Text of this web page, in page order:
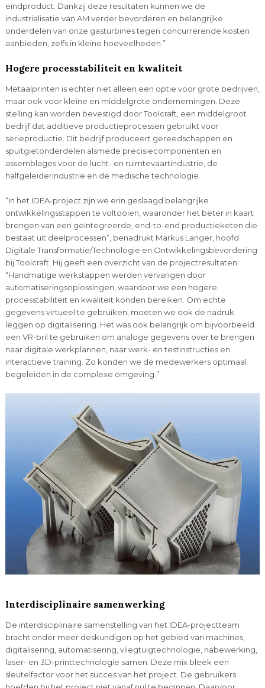
eindproduct. Dankzij deze resultaten kunnen we de
industrialisatie van AM verder bevorderen en belangrijke
onderdelen van onze gasturbines tegen concurrerende kosten
aanbieden, zelfs in kleine hoeveelheden.”
Hogere processtabiliteit en kwaliteit
Metaalprinten is echter niet alleen een optie voor grote bedrijven,
maar ook voor kleine en middelgrote ondernemingen. Deze
stelling kan worden bevestigd door Toolcraft, een middelgroot
bedrijf dat additieve productieprocessen gebruikt voor
serieproductie. Dit bedrijf produceert gereedschappen en
spuitgietonderdelen alsmede precisiecomponenten en
assemblages voor de lucht- en ruimtevaartindustrie, de
halfgeleiderindustrie en de medische technologie.
“In het IDEA-project zijn we erin geslaagd belangrijke
ontwikkelingsstappen te voltooien, waaronder het beter in kaart
brengen van een geïntegreerde, end-to-end productieketen die
bestaat uit deelprocessen”, benadrukt Markus Langer, hoofd
Digitale Transformatie/Technologie en Ontwikkelingsbevordering
bij Toolcraft. Hij geeft een overzicht van de projectresultaten:
“Handmatige werkstappen werden vervangen door
automatiseringsoplossingen, waardoor we een hogere
processtabiliteit en kwaliteit konden bereiken. Om echte
gegevens virtueel te gebruiken, moeten we ook de nadruk
leggen op digitalisering. Het was ook belangrijk om bijvoorbeeld
een VR-bril te gebruiken om analoge gegevens over te brengen
naar digitale werkplannen, naar werk- en testinstructies en
interactieve training. Zo konden we de medewerkers optimaal
begeleiden in de complexe omgeving.”
Interdisciplinaire samenwerking
De interdisciplinaire samenstelling van het IDEA-projectteam
bracht onder meer deskundigen op het gebied van machines,
digitalisering, automatisering, vliegtuigtechnologie, nabewerking,
laser- en 3D-printtechnologie samen. Deze mix bleek een
sleutelfactor voor het succes van het project. De gebruikers